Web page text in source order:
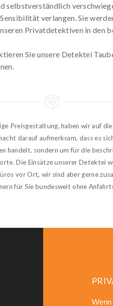
verlangen. Sie
Privatdetektiven in den
Sie unsere Detektei
Preisgestaltung, haben wir auf
darauf aufmerksam, dass es
handelt, sondern um für die
Die Einsätze unserer Detektei
vor Ort, wir sind aber gerne
für Sie bundesweit ohne